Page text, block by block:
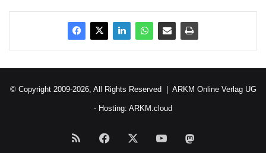
© Copyright 2009-2026, All Rights Reserved | ARKM Online Verlag UG
- Hosting: ARKM.cloud
RSS Facebook YouTube